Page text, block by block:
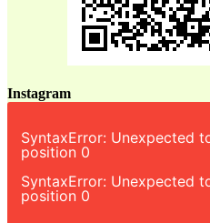
Instagram
SyntaxError: Unexpected
position 0
SyntaxError: Unexpected
position 0